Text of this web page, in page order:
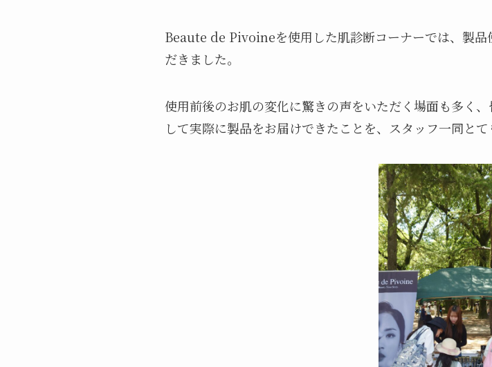
Beaute de Pivoineを使用した肌診断コーナーでは、製
だきました。
使用前後のお肌の変化に驚きの声をいただく場面も多く
して実際に製品をお届けできたことを、スタッフ一同とて